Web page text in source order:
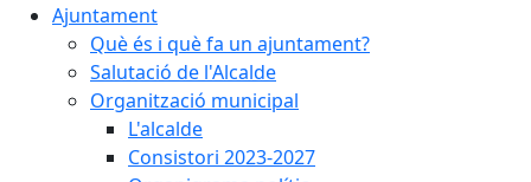
Ajuntament
Què és i què fa un ajuntament?
Salutació de l'Alcalde
Organització municipal
L'alcalde
Consistori 2023-2027